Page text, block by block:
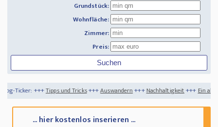
Grundstück:
Wohnfläche:
Zimmer:
Preis:
und Tricks+++Auswandern+++Nachhaltigkeit+++Ein altes Haus kaufen+++
... hier kostenlos inserieren ...